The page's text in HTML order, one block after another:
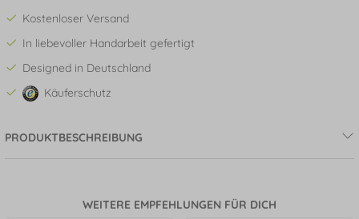
Kostenloser Versand
In liebevoller Handarbeit gefertigt
Designed in Deutschland
Käuferschutz
PRODUKTBESCHREIBUNG
WEITERE EMPFEHLUNGEN FÜR DICH